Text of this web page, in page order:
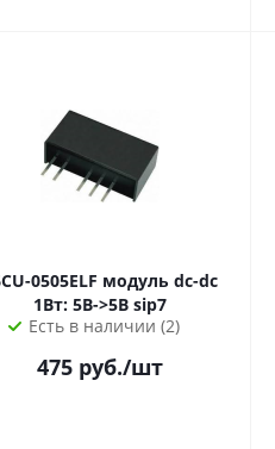
0505ELF модуль dc-dc
1Вт: 5В->5В sip7
Есть в наличии (2)
475руб./шт